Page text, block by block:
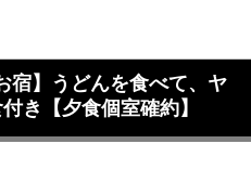
宿】うどんを食べて、ヤ
き【夕食個室確約】